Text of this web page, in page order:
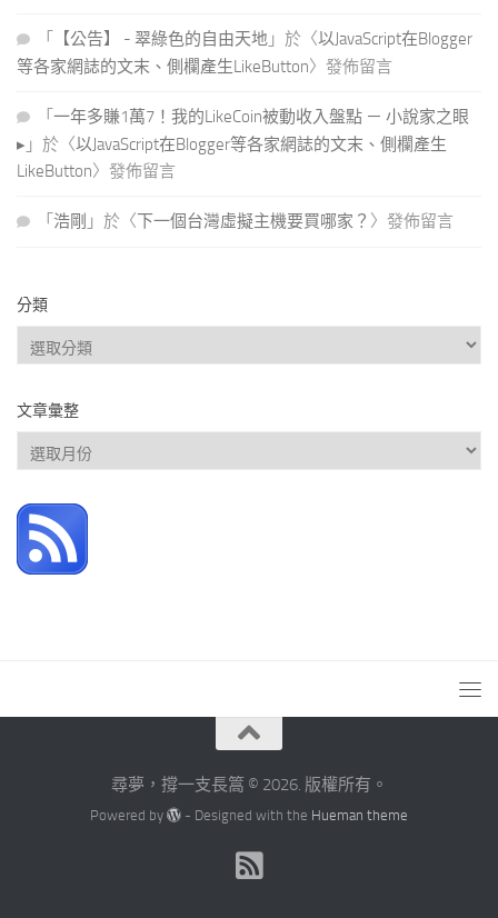
「 【公告】 - 翠綠色的自由天地 」於〈以JavaScript在Blogger
等各家網誌的文末、側欄產生LikeButton〉發佈留言
「 一年多賺1萬7！我的LikeCoin被動收入盤點 － 小說家之眼
▸ 」於〈以JavaScript在Blogger等各家網誌的文末、側欄產生
LikeButton〉發佈留言
「 浩剛 」於〈下一個台灣虛擬主機要買哪家？ 〉發佈留言
分類
分
類
文章彙整
文
章
整
尋夢，撐一支長篙 © 2026. 版權所有。
Powered by - Designed with the Hueman theme